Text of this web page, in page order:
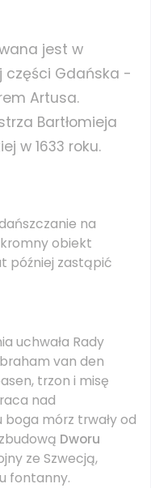
jest w
części Gdańska -
Artusa.
Bartłomieja
w 1633 roku.
na
obiekt
później zastąpić
uchwała Rady
van den
trzon i misę
nad
mórz trwały od
Dworu
ze Szwecją,
fontanny.